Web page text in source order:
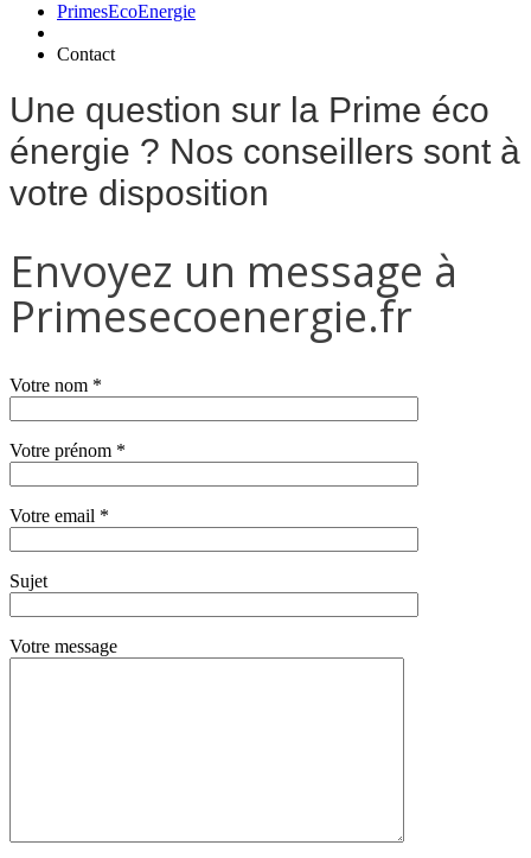
PrimesEcoEnergie
Contact
Une question sur la Prime éco
énergie ? Nos conseillers sont à
votre disposition
Envoyez un message à
Primesecoenergie.fr
Votre nom *
Votre prénom *
Votre email *
Sujet
Votre message